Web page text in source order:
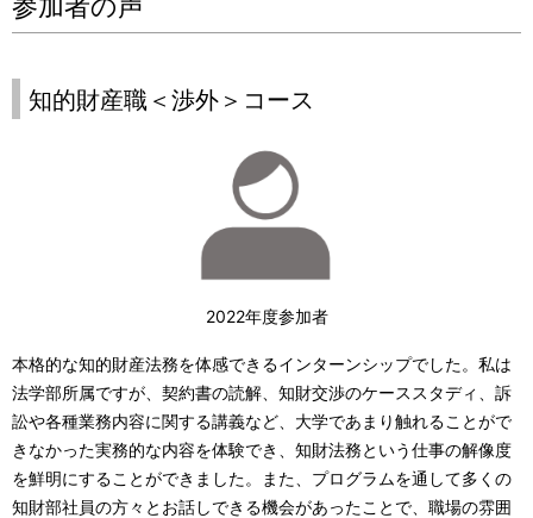
知的財産職＜渉外＞コース
2022年度参加者
本格的な知的財産法務を体感できるインターンシップでした。私は
法学部所属ですが、契約書の読解、知財交渉のケーススタディ、訴
訟や各種業務内容に関する講義など、大学であまり触れることがで
きなかった実務的な内容を体験でき、知財法務という仕事の解像度
を鮮明にすることができました。また、プログラムを通して多くの
知財部社員の方々とお話しできる機会があったことで、職場の雰囲